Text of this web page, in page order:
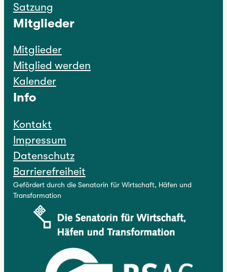
Satzung
Mitglieder
Mitglieder
Mitglied werden
Kalender
Info
Kontakt
Impressum
Datenschutz
Barrierefreiheit
Gefördert durch die Senatorin für Wirtschaft, Häfen und
Transformation